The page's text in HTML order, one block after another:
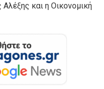
και η Οικονομική